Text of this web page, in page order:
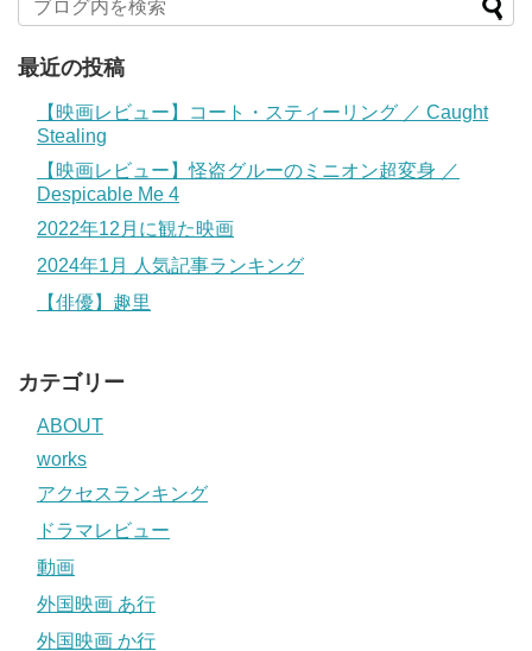
最近の投稿
【映画レビュー】コート・スティーリング ／ Caught
Stealing
【映画レビュー】怪盗グルーのミニオン超変身 ／
Despicable Me 4
2022年12月に観た映画
2024年1月 人気記事ランキング
【俳優】趣里
カテゴリー
ABOUT
works
アクセスランキング
ドラマレビュー
動画
外国映画 あ行
外国映画 か行